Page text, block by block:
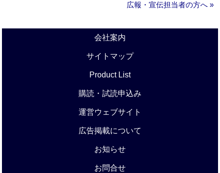
広報・宣伝担当者の方へ »
会社案内
サイトマップ
Product List
購読・試読申込み
運営ウェブサイト
広告掲載について
お知らせ
お問合せ